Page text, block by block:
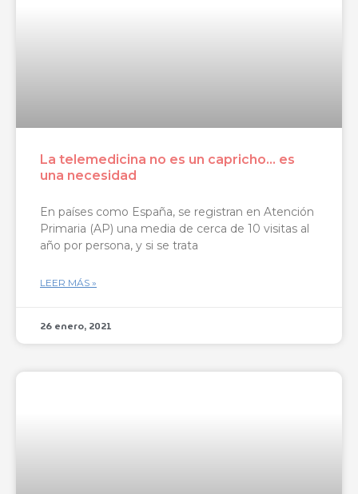
La telemedicina no es un capricho… es
una necesidad
En países como España, se registran en Atención
Primaria (AP) una media de cerca de 10 visitas al
año por persona, y si se trata
LEER MÁS »
26 enero, 2021